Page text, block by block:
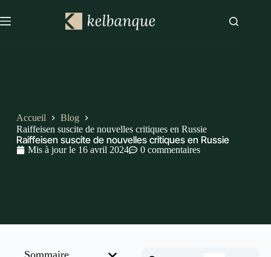
Accueil
Blog
Raiffeisen suscite de nouvelles critiques en Russie
Raiffeisen suscite de nouvelles critiques en Russie
Mis à jour le 16 avril 2024 0 commentaires
Sommaire